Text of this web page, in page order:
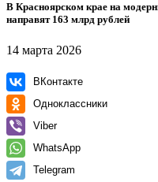
В Красноярском крае на
направят 163 млрд рублей
14 марта 2026
ВКонтакте
Одноклассники
Viber
WhatsApp
Telegram